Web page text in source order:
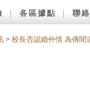
各區據點 聯
> 校長否認婚外情 為傳聞